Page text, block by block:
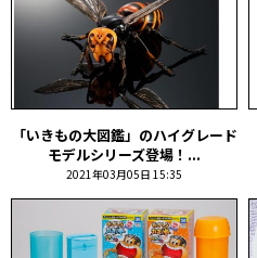
「いきもの大図鑑」のハイグレード
モデルシリーズ登場！...
2021年03月05日 15:35